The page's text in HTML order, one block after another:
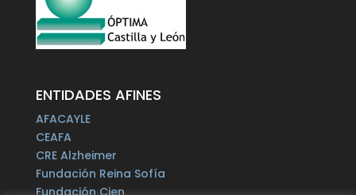
ENTIDADES AFINES
AFACAYLE
CEAFA
CRE Alzheimer
Fundación Reina Sofía
Fundación Cien